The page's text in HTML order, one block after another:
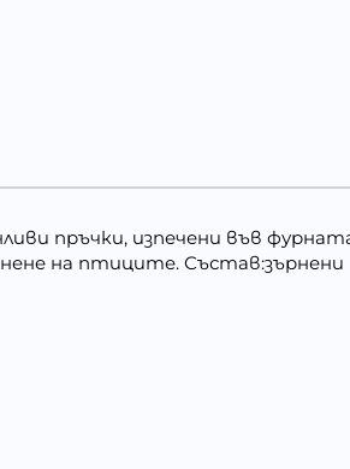
пръчки, изпечени във
на птиците. Състав:зърнени